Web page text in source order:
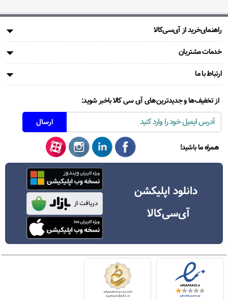
راهنمای‌خرید از آی‌سی‌کالا
خدمات مشتریان
ارتباط با ما
از تخفیف‌ها و جدیدترین‌های آی سی کالا باخبر شوید:
همراه ما باشید!
دانلود اپلیکشن
آی‌سی‌کالا